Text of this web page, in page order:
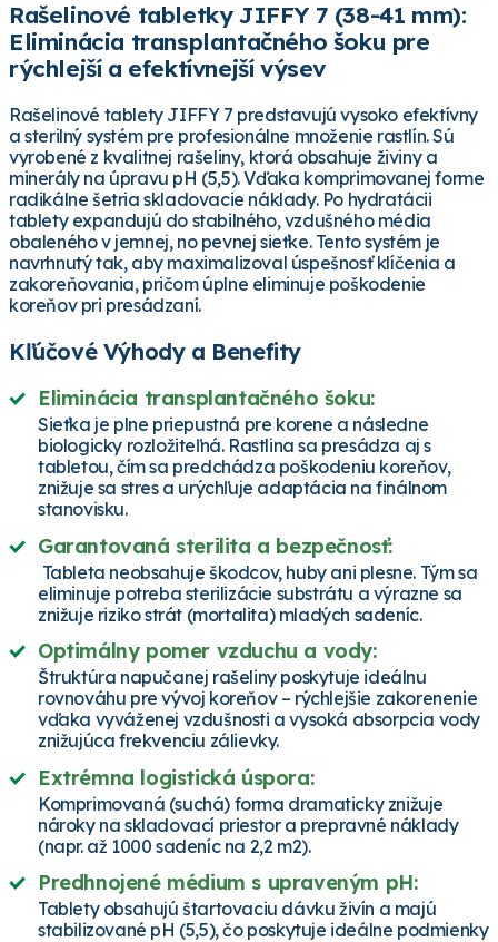
Rašelinové tabletky JIFFY 7 (38-41 mm):
Eliminácia transplantačného šoku pre
rýchlejší a efektívnejší výsev
Rašelinové tablety JIFFY 7 predstavujú vysoko efektívny
a sterilný systém pre profesionálne množenie rastlín. Sú
vyrobené z kvalitnej rašeliny, ktorá obsahuje živiny a
minerály na úpravu pH (5,5). Vďaka komprimovanej forme
radikálne šetria skladovacie náklady. Po hydratácii
tablety expandujú do stabilného, vzdušného média
obaleného v jemnej, no pevnej sieťke. Tento systém je
navrhnutý tak, aby maximalizoval úspešnosť klíčenia a
zakoreňovania, pričom úplne eliminuje poškodenie
koreňov pri presádzaní.
Kľúčové Výhody a Benefity
Eliminácia transplantačného šoku:
Sieťka je plne priepustná pre korene a následne
biologicky rozložiteľná. Rastlina sa presádza aj s
tabletou, čím sa predchádza poškodeniu koreňov,
znižuje sa stres a urýchľuje adaptácia na finálnom
stanovisku.
Garantovaná sterilita a bezpečnosť:
Tableta neobsahuje škodcov, huby ani plesne. Tým sa
eliminuje potreba sterilizácie substrátu a výrazne sa
znižuje riziko strát (mortalita) mladých sadeníc.
Optimálny pomer vzduchu a vody:
Štruktúra napučanej rašeliny poskytuje ideálnu
rovnováhu pre vývoj koreňov – rýchlejšie zakorenenie
vďaka vyváženej vzdušnosti a vysoká absorpcia vody
znižujúca frekvenciu zálievky.
Extrémna logistická úspora:
Komprimovaná (suchá) forma dramaticky znižuje
nároky na skladovací priestor a prepravné náklady
(napr. až 1000 sadeníc na 2,2 m2).
Predhnojené médium s upraveným pH:
Tablety obsahujú štartovaciu dávku živín a majú
stabilizované pH (5,5), čo poskytuje ideálne podmienky